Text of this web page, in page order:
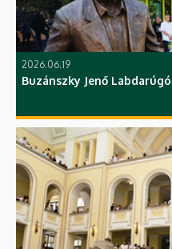
2026.06.19
Buzánszky Jenő